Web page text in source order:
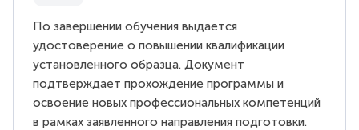
По завершении обучения выдается
удостоверение о повышении квалификации
установленного образца. Документ
подтверждает прохождение программы и
освоение новых профессиональных компетенций
в рамках заявленного направления подготовки.